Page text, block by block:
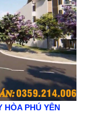
PHÚ YÊN